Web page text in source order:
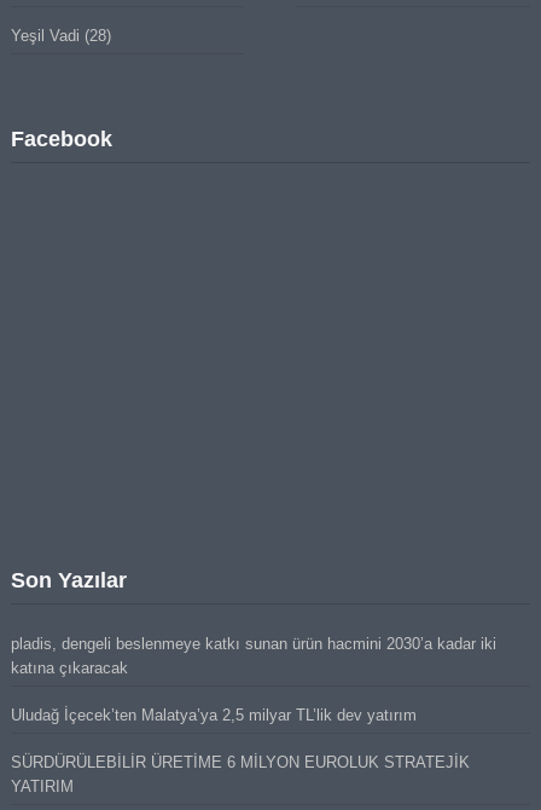
Yeşil Vadi (28)
Facebook
Son Yazılar
pladis, dengeli beslenmeye katkı sunan ürün hacmini 2030’a kadar iki
katına çıkaracak
Uludağ İçecek’ten Malatya’ya 2,5 milyar TL’lik dev yatırım
SÜRDÜRÜLEBİLİR ÜRETİME 6 MİLYON EUROLUK STRATEJİK
YATIRIM